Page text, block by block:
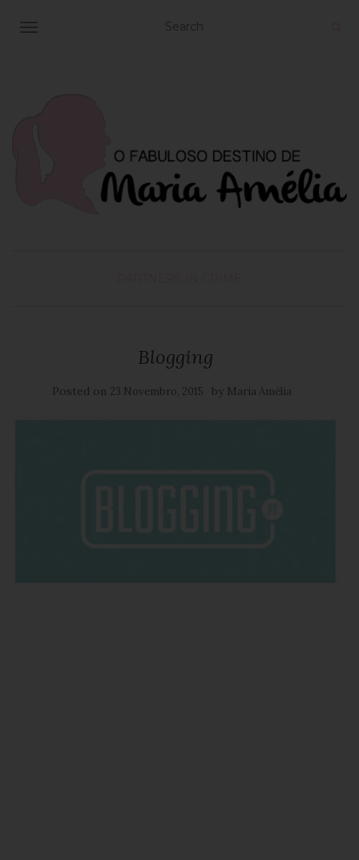
TOGGLE NAVIGATION
Blogging
Posted on 23 Novembro, 2015 by Maria Amélia